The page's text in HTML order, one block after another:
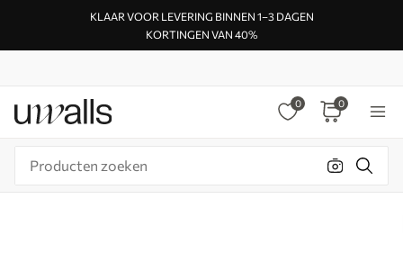
KLAAR VOOR LEVERING BINNEN 1–3 DAGEN
KORTINGEN VAN 40%
0 0